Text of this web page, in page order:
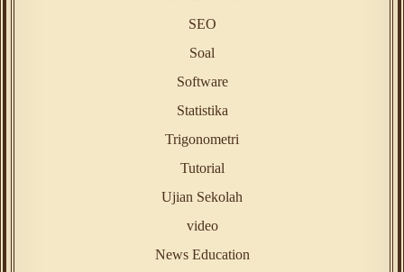
SEO
Soal
Software
Statistika
Trigonometri
Tutorial
Ujian Sekolah
video
News Education